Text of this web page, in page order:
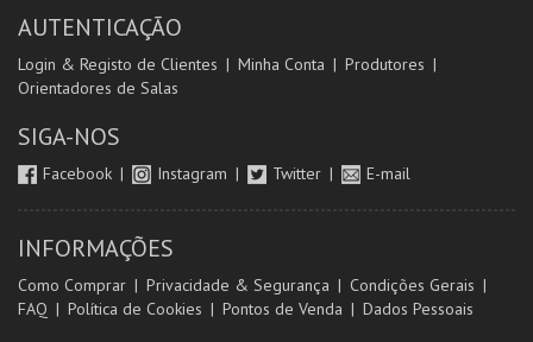
AUTENTICAÇÃO
Login & Registo de Clientes Minha Conta
Produtores
Orientadores de Salas
SIGA-NOS
Facebook Instagram Twitter E-mail
INFORMAÇÕES
Como Comprar Privacidade & Segurança
Condições Gerais
FAQ
Política de Cookies Pontos de Venda Dados Pessoais